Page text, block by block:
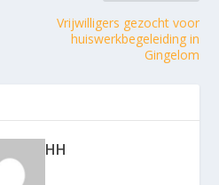
Vrijwilligers gezocht voor
huiswerkbegeleiding in
Gingelom
HH